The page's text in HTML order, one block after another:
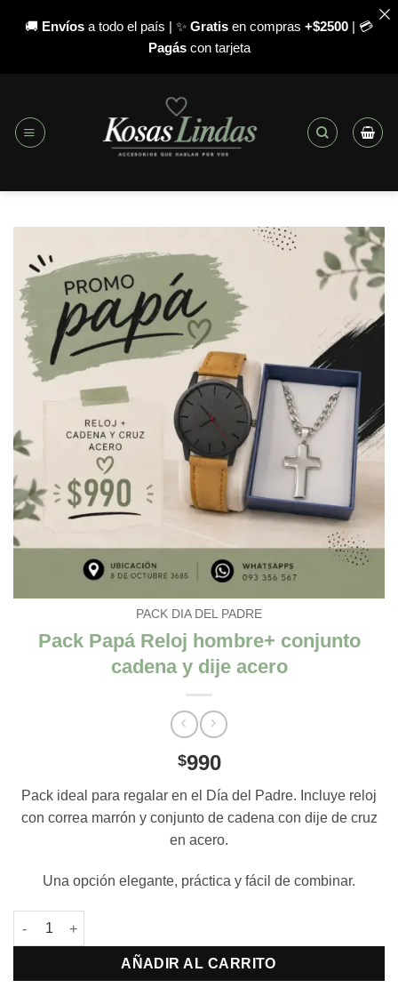
🚚 Envíos a todo el país | ✨ Gratis en compras +$2500 | 💳
Pagáscon tarjeta
contenido
PACK DIA DEL PADRE
Pack Papá Reloj hombre+ conjunto
cadena y dije acero
$990
Pack ideal para regalar en el Día del Padre. Incluye reloj
con correa marrón y conjunto de cadena con dije de cruz
en acero.
Una opción elegante, práctica y fácil de combinar.
Pack Papá Reloj hombre+ conjunto cadena y dije acero
AÑADIR AL CARRITO